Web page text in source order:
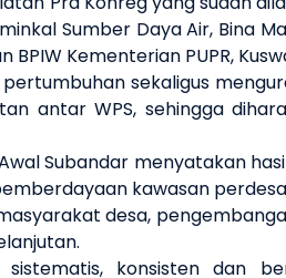
Sumber Daya Air, Bina
BPIW Kementerian PUPR,
sekaligus
antar WPS, sehingga
Subandar menyatakan
kawasan
desa,
.
konsisten dan